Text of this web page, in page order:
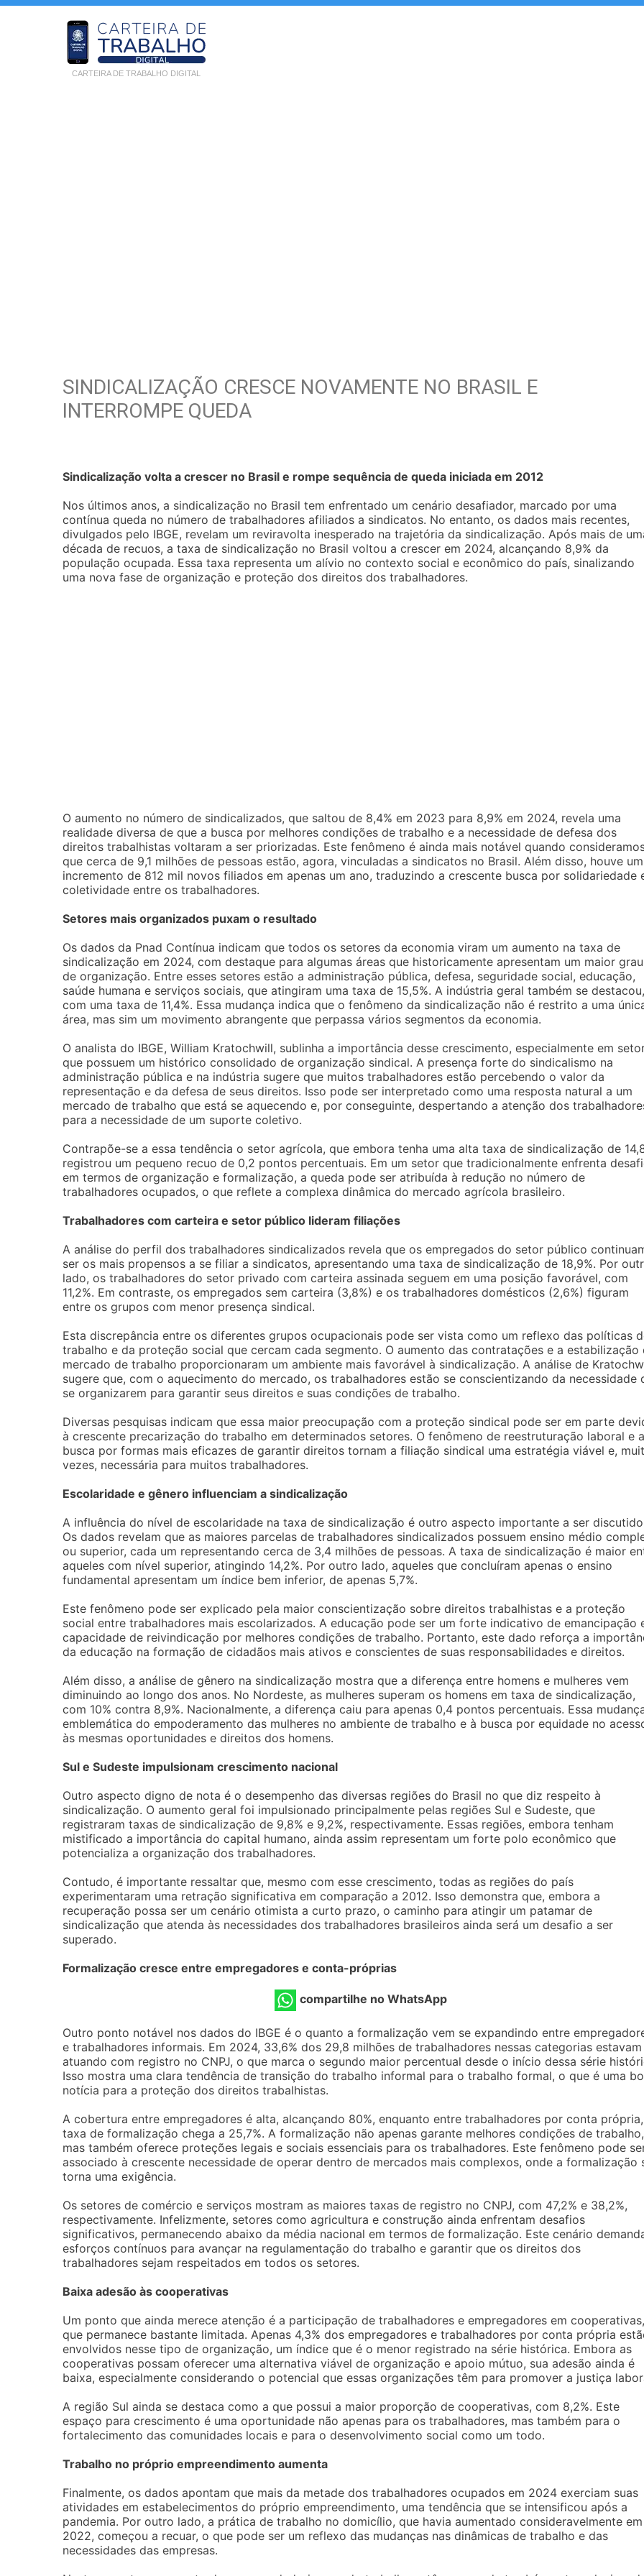
CARTEIRA DE TRABALHO DIGITAL
SINDICALIZAÇÃO CRESCE NOVAMENTE NO BRASIL E
INTERROMPE QUEDA
Sindicalização volta a crescer no Brasil e rompe sequência de queda iniciada em 2012
Nos últimos anos, a sindicalização no Brasil tem enfrentado um cenário desafiador, marcado por uma
contínua queda no número de trabalhadores afiliados a sindicatos. No entanto, os dados mais recentes,
divulgados pelo IBGE, revelam um reviravolta inesperado na trajetória da sindicalização. Após mais de
década de recuos, a taxa de sindicalização no Brasil voltou a crescer em 2024, alcançando 8,9% da
população ocupada. Essa taxa representa um alívio no contexto social e econômico do país, sinalizando
uma nova fase de organização e proteção dos direitos dos trabalhadores.
O aumento no número de sindicalizados, que saltou de 8,4% em 2023 para 8,9% em 2024, revela uma
realidade diversa de que a busca por melhores condições de trabalho e a necessidade de defesa dos
direitos trabalhistas voltaram a ser priorizadas. Este fenômeno é ainda mais notável quando
que cerca de 9,1 milhões de pessoas estão, agora, vinculadas a sindicatos no Brasil. Além disso, houve um
incremento de 812 mil novos filiados em apenas um ano, traduzindo a crescente busca por solidariedade
coletividade entre os trabalhadores.
Setores mais organizados puxam o resultado
Os dados da Pnad Contínua indicam que todos os setores da economia viram um aumento na taxa de
sindicalização em 2024, com destaque para algumas áreas que historicamente apresentam um maior grau
de organização. Entre esses setores estão a administração pública, defesa, seguridade social, educação,
saúde humana e serviços sociais, que atingiram uma taxa de 15,5%. A indústria geral também se destacou,
com uma taxa de 11,4%. Essa mudança indica que o fenômeno da sindicalização não é restrito a uma
área, mas sim um movimento abrangente que perpassa vários segmentos da economia.
O analista do IBGE, William Kratochwill, sublinha a importância desse crescimento, especialmente em
que possuem um histórico consolidado de organização sindical. A presença forte do sindicalismo na
administração pública e na indústria sugere que muitos trabalhadores estão percebendo o valor da
representação e da defesa de seus direitos. Isso pode ser interpretado como uma resposta natural a um
mercado de trabalho que está se aquecendo e, por conseguinte, despertando a atenção dos
para a necessidade de um suporte coletivo.
Contrapõe-se a essa tendência o setor agrícola, que embora tenha uma alta taxa de sindicalização de
registrou um pequeno recuo de 0,2 pontos percentuais. Em um setor que tradicionalmente enfrenta
em termos de organização e formalização, a queda pode ser atribuída à redução no número de
trabalhadores ocupados, o que reflete a complexa dinâmica do mercado agrícola brasileiro.
Trabalhadores com carteira e setor público lideram filiações
A análise do perfil dos trabalhadores sindicalizados revela que os empregados do setor público
ser os mais propensos a se filiar a sindicatos, apresentando uma taxa de sindicalização de 18,9%. Por
lado, os trabalhadores do setor privado com carteira assinada seguem em uma posição favorável, com
11,2%. Em contraste, os empregados sem carteira (3,8%) e os trabalhadores domésticos (2,6%) figuram
entre os grupos com menor presença sindical.
Esta discrepância entre os diferentes grupos ocupacionais pode ser vista como um reflexo das políticas
trabalho e da proteção social que cercam cada segmento. O aumento das contratações e a estabilização
mercado de trabalho proporcionaram um ambiente mais favorável à sindicalização. A análise de
sugere que, com o aquecimento do mercado, os trabalhadores estão se conscientizando da necessidade
se organizarem para garantir seus direitos e suas condições de trabalho.
Diversas pesquisas indicam que essa maior preocupação com a proteção sindical pode ser em parte
à crescente precarização do trabalho em determinados setores. O fenômeno de reestruturação laboral e a
busca por formas mais eficazes de garantir direitos tornam a filiação sindical uma estratégia viável e,
vezes, necessária para muitos trabalhadores.
Escolaridade e gênero influenciam a sindicalização
A influência do nível de escolaridade na taxa de sindicalização é outro aspecto importante a ser
Os dados revelam que as maiores parcelas de trabalhadores sindicalizados possuem ensino médio
ou superior, cada um representando cerca de 3,4 milhões de pessoas. A taxa de sindicalização é maior
aqueles com nível superior, atingindo 14,2%. Por outro lado, aqueles que concluíram apenas o ensino
fundamental apresentam um índice bem inferior, de apenas 5,7%.
Este fenômeno pode ser explicado pela maior conscientização sobre direitos trabalhistas e a proteção
social entre trabalhadores mais escolarizados. A educação pode ser um forte indicativo de emancipação
capacidade de reivindicação por melhores condições de trabalho. Portanto, este dado reforça a
da educação na formação de cidadãos mais ativos e conscientes de suas responsabilidades e direitos.
Além disso, a análise de gênero na sindicalização mostra que a diferença entre homens e mulheres vem
diminuindo ao longo dos anos. No Nordeste, as mulheres superam os homens em taxa de sindicalização,
com 10% contra 8,9%. Nacionalmente, a diferença caiu para apenas 0,4 pontos percentuais. Essa
emblemática do empoderamento das mulheres no ambiente de trabalho e à busca por equidade no
às mesmas oportunidades e direitos dos homens.
Sul e Sudeste impulsionam crescimento nacional
Outro aspecto digno de nota é o desempenho das diversas regiões do Brasil no que diz respeito à
sindicalização. O aumento geral foi impulsionado principalmente pelas regiões Sul e Sudeste, que
registraram taxas de sindicalização de 9,8% e 9,2%, respectivamente. Essas regiões, embora tenham
mistificado a importância do capital humano, ainda assim representam um forte polo econômico que
potencializa a organização dos trabalhadores.
Contudo, é importante ressaltar que, mesmo com esse crescimento, todas as regiões do país
experimentaram uma retração significativa em comparação a 2012. Isso demonstra que, embora a
recuperação possa ser um cenário otimista a curto prazo, o caminho para atingir um patamar de
sindicalização que atenda às necessidades dos trabalhadores brasileiros ainda será um desafio a ser
superado.
Formalização cresce entre empregadores e conta-próprias
compartilhe no WhatsApp
Outro ponto notável nos dados do IBGE é o quanto a formalização vem se expandindo entre
e trabalhadores informais. Em 2024, 33,6% dos 29,8 milhões de trabalhadores nessas categorias estavam
atuando com registro no CNPJ, o que marca o segundo maior percentual desde o início dessa série
Isso mostra uma clara tendência de transição do trabalho informal para o trabalho formal, o que é uma
notícia para a proteção dos direitos trabalhistas.
A cobertura entre empregadores é alta, alcançando 80%, enquanto entre trabalhadores por conta
taxa de formalização chega a 25,7%. A formalização não apenas garante melhores condições de trabalho,
mas também oferece proteções legais e sociais essenciais para os trabalhadores. Este fenômeno pode
associado à crescente necessidade de operar dentro de mercados mais complexos, onde a formalização
torna uma exigência.
Os setores de comércio e serviços mostram as maiores taxas de registro no CNPJ, com 47,2% e 38,2%,
respectivamente. Infelizmente, setores como agricultura e construção ainda enfrentam desafios
significativos, permanecendo abaixo da média nacional em termos de formalização. Este cenário
esforços contínuos para avançar na regulamentação do trabalho e garantir que os direitos dos
trabalhadores sejam respeitados em todos os setores.
Baixa adesão às cooperativas
Um ponto que ainda merece atenção é a participação de trabalhadores e empregadores em cooperativas,
que permanece bastante limitada. Apenas 4,3% dos empregadores e trabalhadores por conta própria
envolvidos nesse tipo de organização, um índice que é o menor registrado na série histórica. Embora as
cooperativas possam oferecer uma alternativa viável de organização e apoio mútuo, sua adesão ainda é
baixa, especialmente considerando o potencial que essas organizações têm para promover a justiça
A região Sul ainda se destaca como a que possui a maior proporção de cooperativas, com 8,2%. Este
espaço para crescimento é uma oportunidade não apenas para os trabalhadores, mas também para o
fortalecimento das comunidades locais e para o desenvolvimento social como um todo.
Trabalho no próprio empreendimento aumenta
Finalmente, os dados apontam que mais da metade dos trabalhadores ocupados em 2024 exerciam suas
atividades em estabelecimentos do próprio empreendimento, uma tendência que se intensificou após a
pandemia. Por outro lado, a prática de trabalho no domicílio, que havia aumentado consideravelmente em
2022, começou a recuar, o que pode ser um reflexo das mudanças nas dinâmicas de trabalho e das
necessidades das empresas.